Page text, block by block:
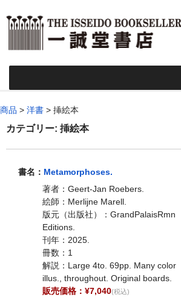
和 書
洋 書
和本・浮世絵・古地図
カート
発送・支払い方法
お問い合せ
商品 > 洋書 > 挿絵本
カテゴリー: 挿絵本
書名： Metamorphoses.
著者：Geert-Jan Roebers.
絵師：Merlijne Marell.
版元（出版社）：GrandPalaisRmn
Editions.
刊年：2025.
冊数：1
解説：Large 4to. 69pp. Many color
illus., throughout. Original boards.
販売価格：¥7,040(税込)